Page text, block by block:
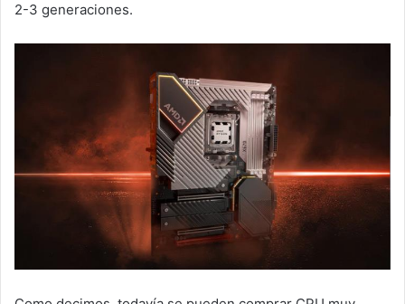
2-3 generaciones.